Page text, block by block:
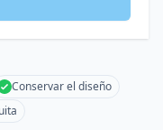
Conservar el diseño